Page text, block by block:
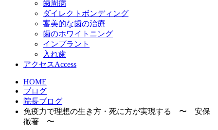
歯周病
ダイレクトボンディング
審美的な歯の治療
歯のホワイトニング
インプラント
入れ歯
アクセスAccess
HOME
ブログ
院長ブログ
免疫力で理想の生き方・死に方が実現する 〜 安保
徹著 〜